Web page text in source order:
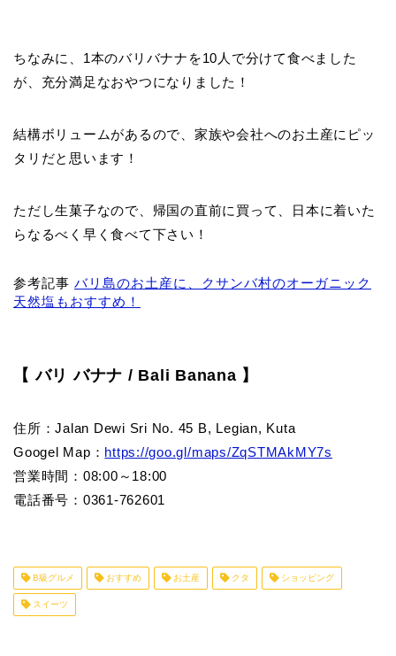
ちなみに、1本のバリバナナを10人で分けて食べました
が、充分満足なおやつになりました！
結構ボリュームがあるので、家族や会社へのお土産にピッ
タリだと思います！
ただし生菓子なので、帰国の直前に買って、日本に着いた
らなるべく早く食べて下さい！
参考記事 バリ島のお土産に、クサンバ村のオーガニック
天然塩もおすすめ！
【 バリ バナナ / Bali Banana 】
住所：Jalan Dewi Sri No. 45 B, Legian, Kuta
Googel Map： https://goo.gl/maps/ZqSTMAkMY7s
営業時間：08:00～18:00
電話番号： 0361-762601
B級グルメ おすすめ お土産 クタ ショッピング
スイーツ